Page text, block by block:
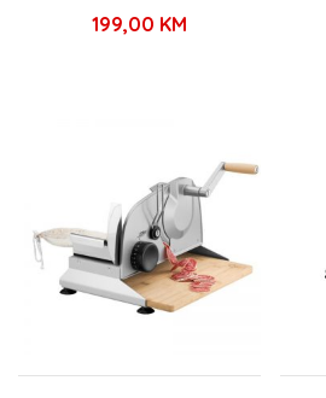
199,00 KM